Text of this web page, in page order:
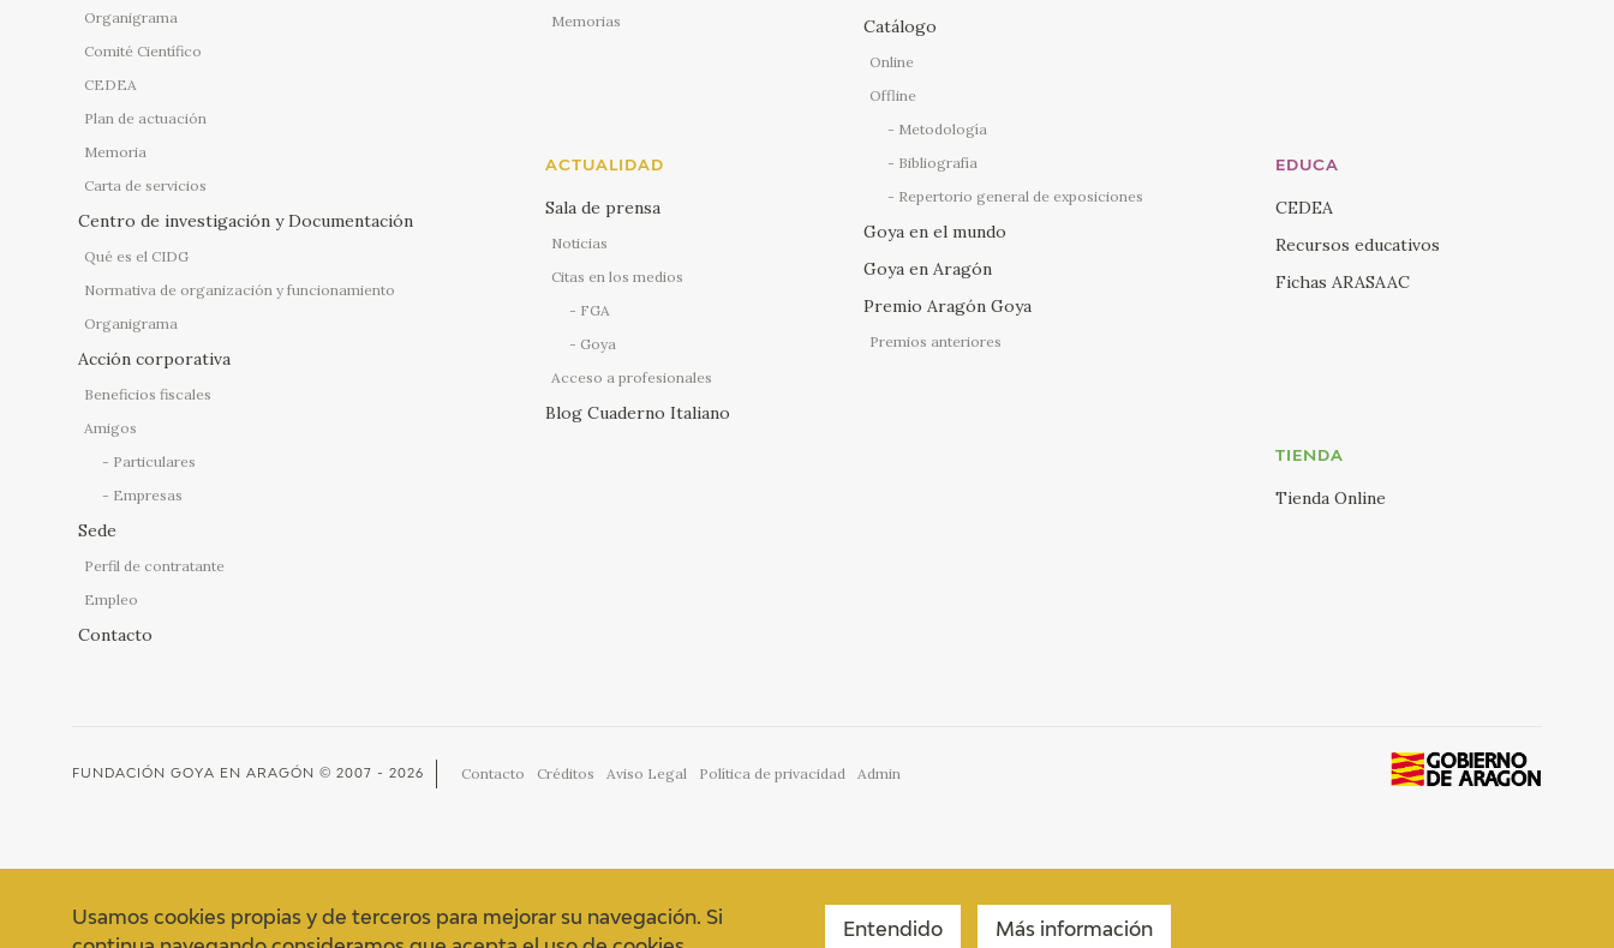
Organigrama
Comité Científico
CEDEA
Plan de actuación
Memoria
Carta de servicios
Centro de investigación y Documentación
Qué es el CIDG
Normativa de organización y funcionamiento
Organigrama
Acción corporativa
Beneficios fiscales
Amigos
Particulares
Empresas
Sede
Perfil de contratante
Empleo
Contacto
Memorias
ACTUALIDAD
Sala de prensa
Noticias
Citas en los medios
FGA
Goya
Acceso a profesionales
Blog Cuaderno Italiano
Catálogo
Online
Offline
Metodología
Bibliografía
Repertorio general de exposiciones
Goya en el mundo
Goya en Aragón
Premio Aragón Goya
Premios anteriores
TIENDA
Tienda Online
EDUCA
CEDEA
Recursos educativos
Fichas ARASAAC
FUNDACIÓN GOYA EN ARAGÓN © 2007 - 2026 Contacto Créditos Aviso Legal Política de privacidad Admin
Usamos cookies propias y de terceros para mejorar su navegación. Si
Entendido Más información